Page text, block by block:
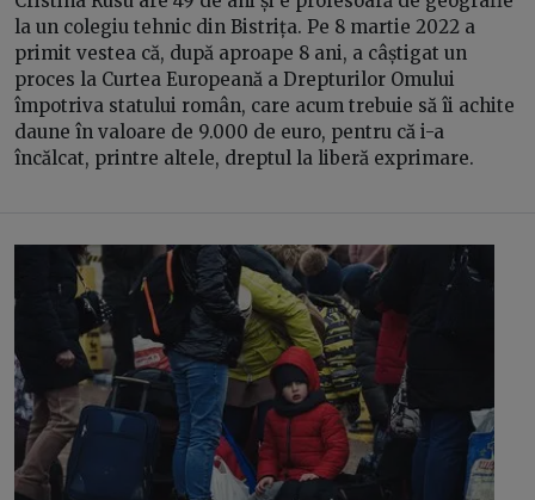
la un colegiu tehnic din Bistrița. Pe 8 martie 2022 a
primit vestea că, după aproape 8 ani, a câștigat un
proces la Curtea Europeană a Drepturilor Omului
împotriva statului român, care acum trebuie să îi achite
daune în valoare de 9.000 de euro, pentru că i-a
încălcat, printre altele, dreptul la liberă exprimare.